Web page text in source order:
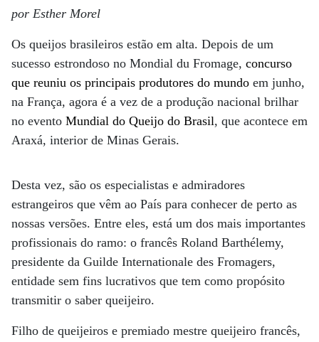
por Esther Morel
Os queijos brasileiros estão em alta. Depois de um
sucesso estrondoso no Mondial du Fromage, concurso
que reuniu os principais produtores do mundo em junho,
na França, agora é a vez de a produção nacional brilhar
no evento Mundial do Queijo do Brasil, que acontece em
Araxá, interior de Minas Gerais.
Desta vez, são os especialistas e admiradores
estrangeiros que vêm ao País para conhecer de perto as
nossas versões. Entre eles, está um dos mais importantes
profissionais do ramo: o francês Roland Barthélemy,
presidente da Guilde Internationale des Fromagers,
entidade sem fins lucrativos que tem como propósito
transmitir o saber queijeiro.
Filho de queijeiros e premiado mestre queijeiro francês,